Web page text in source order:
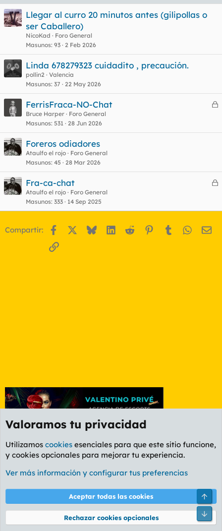
Llegar al curro 20 minutos antes (gilipollas o
ser Caballero)
NicoKad
Foro General
Masunos 93 2 Feb 2026
Linda 678279323 cuidadito , precaución.
pollin2 Valencia
Masunos 37 22 May 2026
C
r
FerrisFraca-NO-Chat
Bruce Harper
Foro General
Masunos 531 28 Jun 2026
Foreros odiadores
Ataulfo el rojo
Foro General
Masunos 45 28 Mar 2026
C
r
Fra-ca-chat
Ataulfo el rojo
Foro General
Masunos 333 14 Sep 2025
Compartir: Facebook BlueskyLinkedIn
Reddit Pinterest
Tumblr
Enlace
Foro General
Cookies
PL OLDSTYLE AMARILLO
Términos y reglas Política de privacidad Ayuda
Community platform by XenForo® © 2010-2026 XenForo Ltd.
Valoramos tu privacidad
Utilizamos cookies esenciales para que este sitio funcione,
y cookies opcionales para mejorar tu experiencia.
Ver más información y configurar tus preferencias
Aceptar todas las cookies
Rechazar cookies opcionales
Pie